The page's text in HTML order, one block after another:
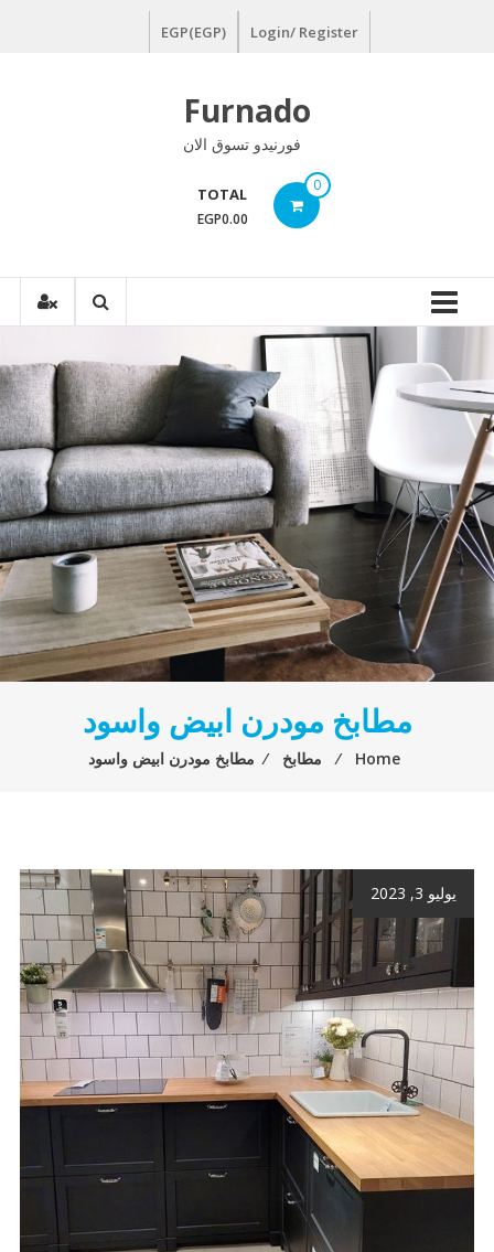
Login/ Register
EGP(EGP)
Furnado
فورنيدو تسوق الان
0
TOTAL
EGP0.00
مطابخ مودرن ابيض واسود
Home
⁄ مطابخ ⁄ مطابخ مودرن ابيض واسود
يوليو 3, 2023